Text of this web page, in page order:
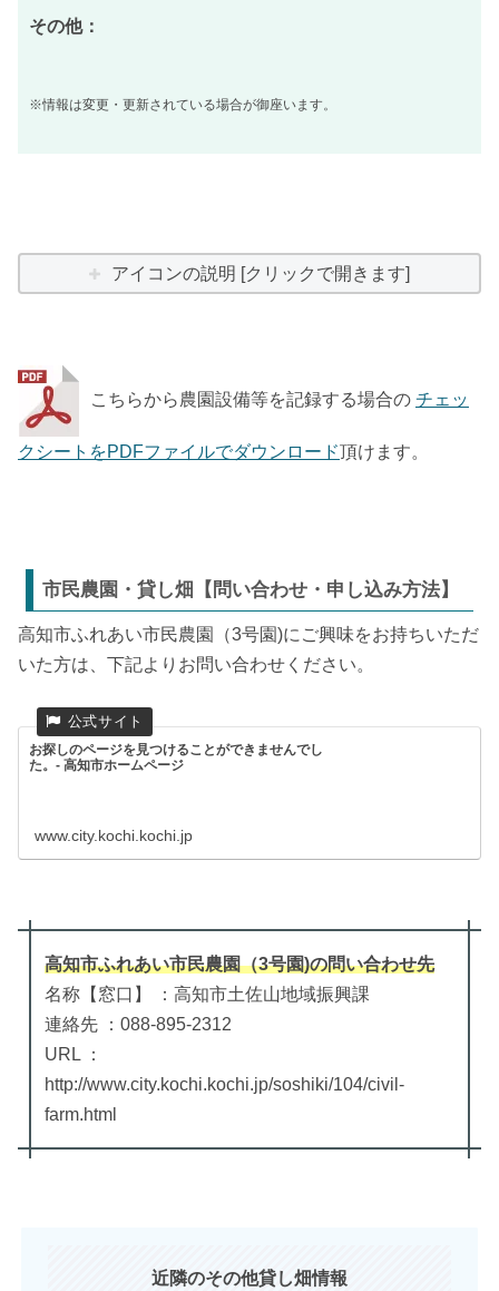
その他：
※情報は変更・更新されている場合が御座います。
アイコンの説明 [クリックで開きます]
こちらから農園設備等を記録する場合の チェッ
クシートをPDFファイルでダウンロード頂けます。
市民農園・貸し畑【問い合わせ・申し込み方法】
高知市ふれあい市民農園（3号園)にご興味をお持ちいただ
いた方は、下記よりお問い合わせください。
お探しのページを見つけることができませんでし
た。- 高知市ホームページ
www.city.kochi.kochi.jp
高知市ふれあい市民農園（3号園)の問い合わせ先
名称【窓口】 ：高知市土佐山地域振興課
連絡先 ：088-895-2312
URL ：
http://www.city.kochi.kochi.jp/soshiki/104/civil-
farm.html
近隣のその他貸し畑情報